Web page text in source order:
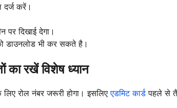
करें।
पर दिखाई देगा।
डाउनलोड भी कर सकते है।
का रखें विशेष ध्यान
रोल नंबर जरूरी होगा। इसलिएएडमिट कार्ड पहले से